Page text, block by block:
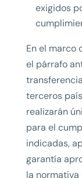
exigidos
En el marco
el párrafo
terceros
realizarán
para el
indicadas,
garantía
la